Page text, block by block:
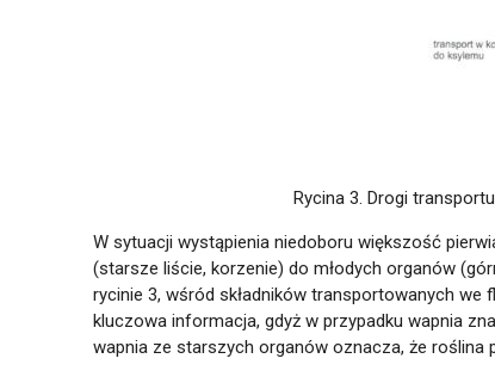
Rycina 3. Drogi
W sytuacji wystąpienia niedoboru większość
(starsze liście, korzenie) do młodych organów
rycinie 3, wśród składników transportowanych
kluczowa informacja, gdyż w przypadku wapnia
wapnia ze starszych organów oznacza, że roślina